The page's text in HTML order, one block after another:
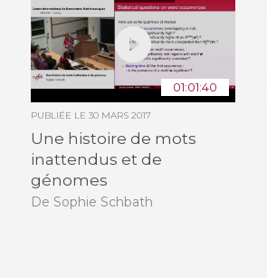
01:01:40
PUBLIÉE LE 30 MARS 2017
Une histoire de mots
inattendus et de
génomes
De Sophie Schbath